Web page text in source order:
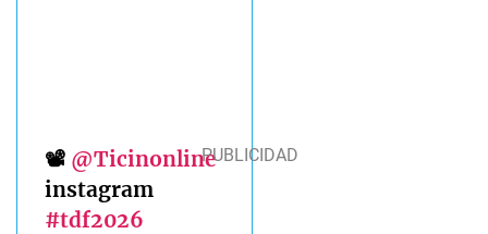
📽️ @Ticinonline
instagram
#tdf2026